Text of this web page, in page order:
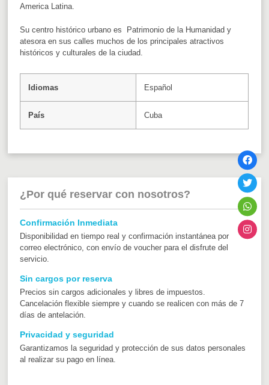
America Latina.
Su centro histórico urbano es Patrimonio de la Humanidad y
atesora en sus calles muchos de los principales atractivos
históricos y culturales de la ciudad.
Idiomas Español
País Cuba
¿Por qué reservar con nosotros?
Confirmación Inmediata
Disponibilidad en tiempo real y confirmación instantánea por
correo electrónico, con envío de voucher para el disfrute del
servicio.
Sin cargos por reserva
Precios sin cargos adicionales y libres de impuestos.
Cancelación flexible siempre y cuando se realicen con más de 7
días de antelación.
Privacidad y seguridad
Garantizamos la seguridad y protección de sus datos personales
al realizar su pago en línea.